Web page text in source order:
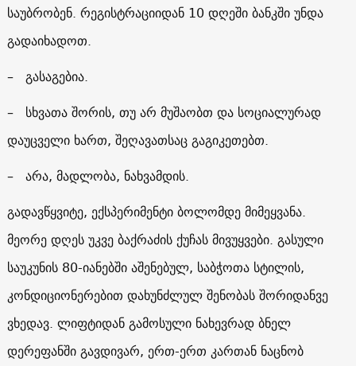
საუბრობენ. რეგისტრაციიდან 10 დღეში ბანკში უნდა
გადაიხადოთ.
– გასაგებია.
– სხვათა შორის, თუ არ მუშაობთ და სოციალურად
დაუცველი ხართ, შეღავათსაც გაგიკეთებთ.
– არა, მადლობა, ნახვამდის.
გადავწყვიტე, ექსპერიმენტი ბოლომდე მიმეყვანა.
მეორე დღეს უკვე ბაქრაძის ქუჩას მივუყვები. გასული
საუკუნის 80-იანებში აშენებულ, საბჭოთა სტილის,
კონდიციონერებით დახუნძლულ შენობას შორიდანვე
ვხედავ. ლიფტიდან გამოსული ნახევრად ბნელ
დერეფანში გავდივარ, ერთ-ერთ კართან ნაცნობ